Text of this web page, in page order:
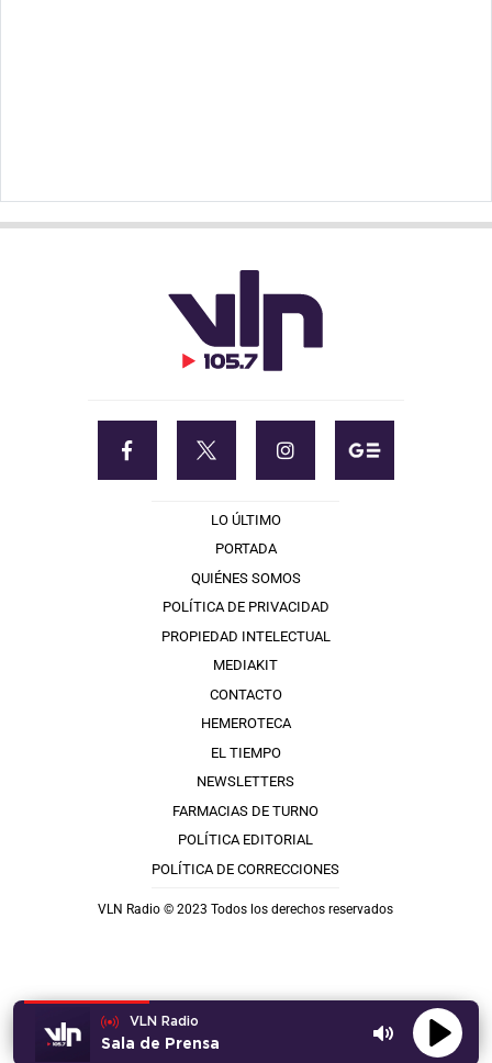
VLN Radio
Sala de Prensa
LO ÚLTIMO
PORTADA
QUIÉNES SOMOS
POLÍTICA DE PRIVACIDAD
PROPIEDAD INTELECTUAL
MEDIAKIT
CONTACTO
HEMEROTECA
EL TIEMPO
NEWSLETTERS
FARMACIAS DE TURNO
POLÍTICA EDITORIAL
POLÍTICA DE CORRECCIONES
VLN Radio © 2023 Todos los derechos reservados